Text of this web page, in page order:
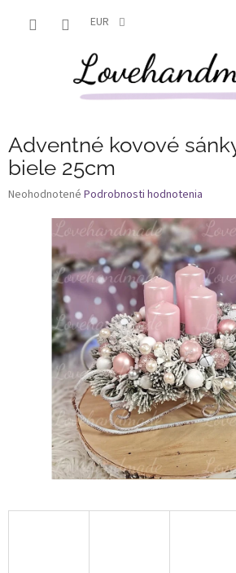
EUR
Adventné kovové
biele 25cm
Priemerné
hviezdičiek.
Neohodnotené Podrobnosti hodnotenia